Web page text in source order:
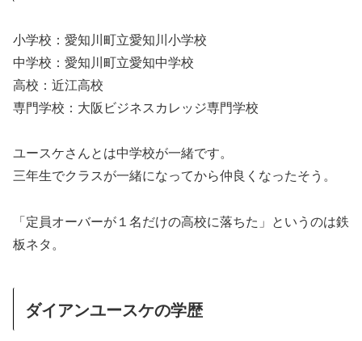
小学校：愛知川町立愛知川小学校
中学校：愛知川町立愛知中学校
高校：近江高校
専門学校：大阪ビジネスカレッジ専門学校
ユースケさんとは中学校が一緒です。
三年生でクラスが一緒になってから仲良くなったそう。
「定員オーバーが１名だけの高校に落ちた」というのは鉄
板ネタ。
ダイアンユースケの学歴